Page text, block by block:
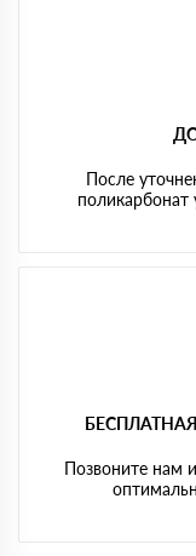
После
поликарбонат
Позвоните нам